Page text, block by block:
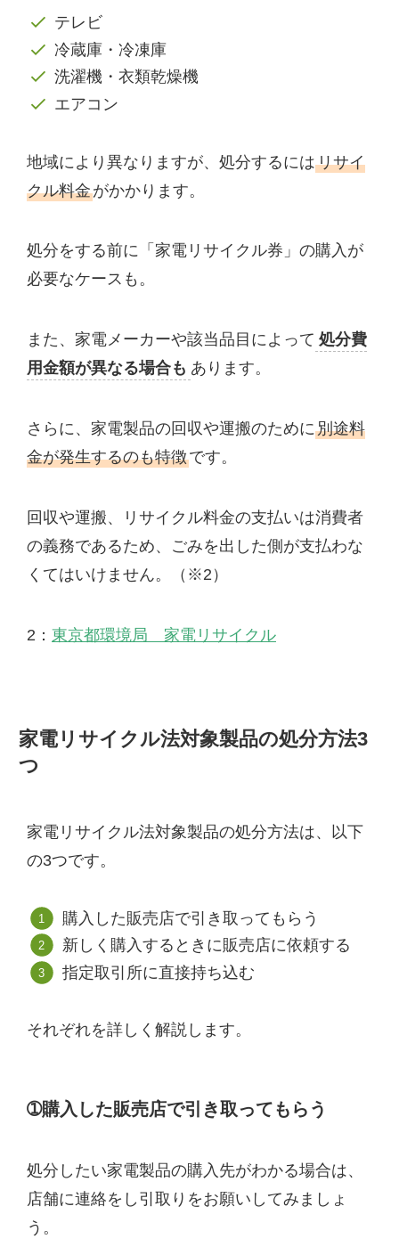
テレビ
冷蔵庫・冷凍庫
洗濯機・衣類乾燥機
エアコン
地域により異なりますが、処分するにはリサイ
クル料金がかかります。
処分をする前に「家電リサイクル券」の購入が
必要なケースも。
また、家電メーカーや該当品目によって 処分費
用金額が異なる場合も あります。
さらに、家電製品の回収や運搬のために別途料
金が発生するのも特徴です。
回収や運搬、リサイクル料金の支払いは消費者
の義務であるため、ごみを出した側が支払わな
くてはいけません。（※2）
2： 東京都環境局 家電リサイクル
家電リサイクル法対象製品の処分方法3
つ
家電リサイクル法対象製品の処分方法は、以下
の3つです。
購入した販売店で引き取ってもらう
新しく購入するときに販売店に依頼する
指定取引所に直接持ち込む
それぞれを詳しく解説します。
➀購入した販売店で引き取ってもらう
処分したい家電製品の購入先がわかる場合は、
店舗に連絡をし引取りをお願いしてみましょ
う。